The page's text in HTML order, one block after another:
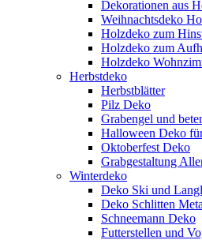
Dekorationen aus
Weihnachtsdeko
Holzdeko zum
Holzdeko zum
Holzdeko
Herbstdeko
Herbstblätter
Pilz Deko
Grabengel und
Halloween Deko
Oktoberfest Deko
Grabgestaltung
Winterdeko
Deko Ski und
Deko Schlitten
Schneemann Deko
Futterstellen und